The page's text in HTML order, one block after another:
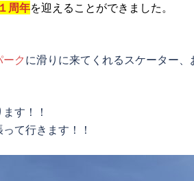
１周年を迎えることができました。
ク に滑りに来てくれるスケーター
す！！
て行きます！！